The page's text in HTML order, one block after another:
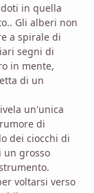
in quella
Gli alberi non
a spirale di
segni di
in mente,
di un
un'unica
di
dei ciocchi di
un grosso
voltarsi verso